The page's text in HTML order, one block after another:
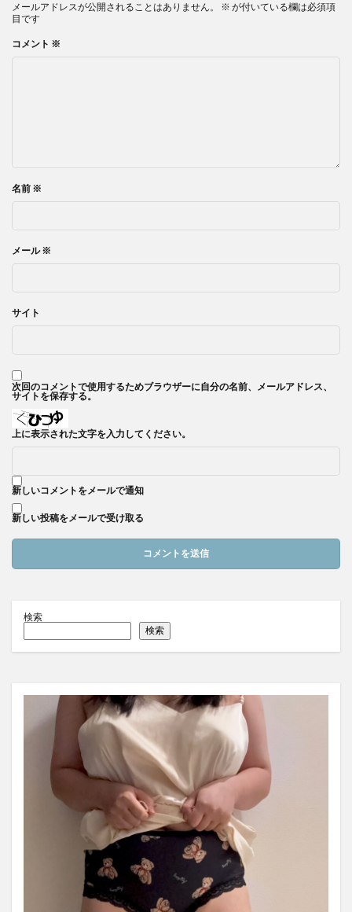
メールアドレスが公開されることはありません。 ※ が付いている欄は必須項
目です
コメント ※
名前 ※
メール※
サイト
次回のコメントで使用するためブラウザーに自分の名前、メールアドレス、
サイトを保存する。
上に表示された文字を入力してください。
新しいコメントをメールで通知
新しい投稿をメールで受け取る
検索
検索